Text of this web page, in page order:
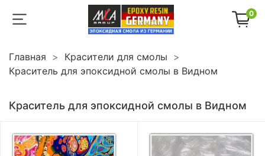
0
Главная
Красители для смолы
Краситель для эпоксидной смолы в Видном
Краситель для эпоксидной смолы в Видном